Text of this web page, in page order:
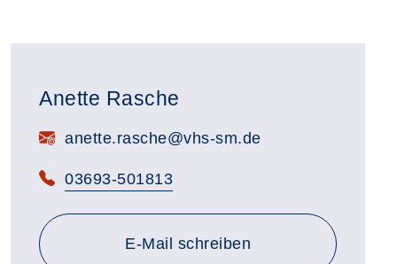
Anette Rasche
E-Mail:anette.rasche@vhs-sm.de
Telefon:
03693-501813
E-Mail schreiben